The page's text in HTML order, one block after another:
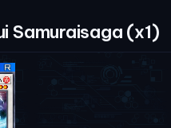
Samuraisaga (x1)